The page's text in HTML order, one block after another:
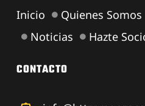
Inicio Quienes Somos
Noticias
Hazte
CONTACTO